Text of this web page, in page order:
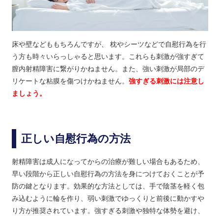
床や壁などももちろんですが、 枕やシーツなどで自慰行為を行
う方も時々いらっしゃると思います。これらも刺激が強すぎて
膣内射精障害に繋がりかねません。また、強い刺激が局部のデ
リケートな粘膜を傷つけかねません。 強すぎる刺激には注意し
ましょう。
正しい自慰行為の方法
射精障害は成人になってからの治療が難しい場合もあるため、
早い段階から正しい自慰行為の方法を身につけておくことが予
防の鍵となります。効果的な方法としては、手で陰茎を軽く包
み込むように輪を作り、弱い刺激でゆっくりと前後に動かすや
り方が推奨されています。強すぎる刺激や独特な体勢を避け、